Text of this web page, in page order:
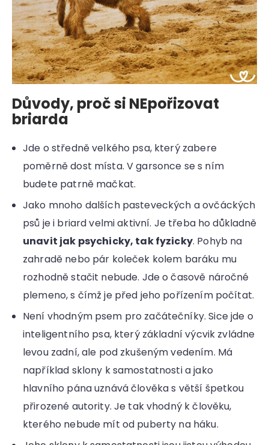
Důvody, proč si NEpořizovat
briarda
Jde o středně velkého psa, který zabere
poměrně dost místa. V garsonce se s ním
budete patrně mačkat.
Jako mnoho dalších pasteveckých a ovčáckých
psů je i briard velmi aktivní. Je třeba ho důkladně
unavit jak psychicky, tak fyzicky. Pohyb na
zahradě nebo pár koleček kolem baráku mu
rozhodně stačit nebude. Jde o časově náročné
plemeno, s čímž je před jeho pořízením počítat.
Není vhodným psem pro začátečníky. Sice jde o
inteligentního psa, který základní výcvik zvládne
levou zadní, ale pod zkušeným vedením. Má
například sklony k samostatnosti a jako
hlavního pána uznává člověka s větší špetkou
přirozené autority. Je tak vhodný k člověku,
kterého nebude mít od puberty na háku.